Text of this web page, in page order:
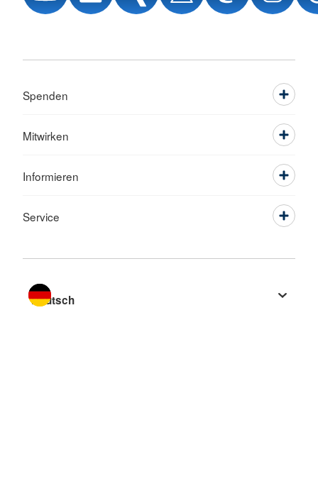
Spenden
Mitwirken
Informieren
Service
Sprache wechseln zu